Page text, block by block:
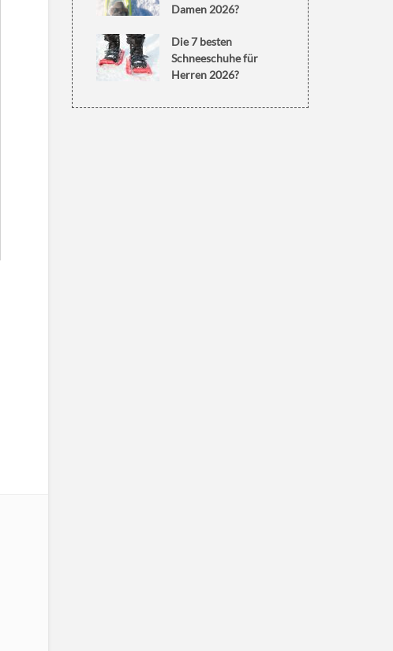
Damen 2026?
Die 7 besten
Schneeschuhe für
Herren 2026?